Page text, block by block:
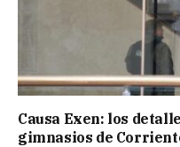
Causa Exen: los
gimnasios de